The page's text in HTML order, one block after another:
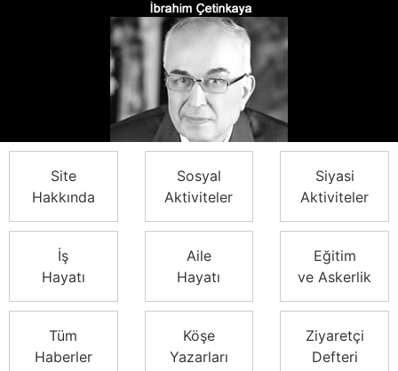
Site
Hakkında
Sosyal
Aktiviteler
Siyasi
Aktiviteler
İş
Hayatı
Aile
Hayatı
Eğitim
ve Askerlik
Tüm
Haberler
Köşe
Yazarları
Ziyaretçi
Defteri